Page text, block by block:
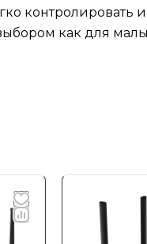
контролировать
как для